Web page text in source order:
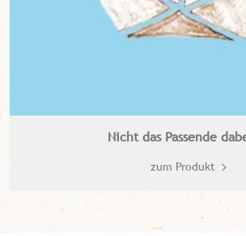
Nicht das Passende
zum Produkt